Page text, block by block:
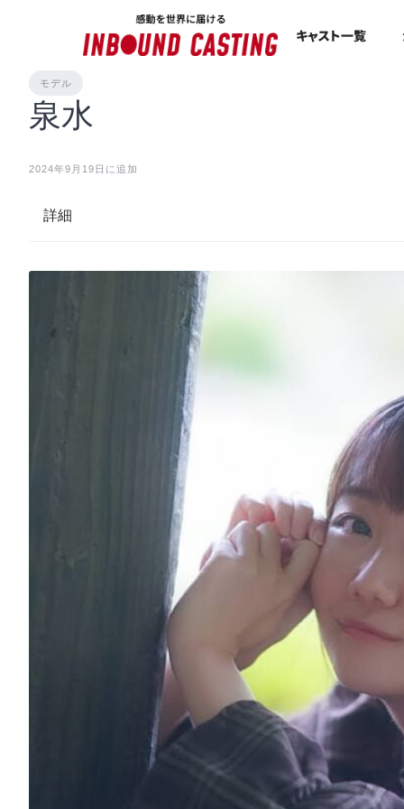
キャスト一覧
モデル
泉水
2024年9月19日に追加
詳細